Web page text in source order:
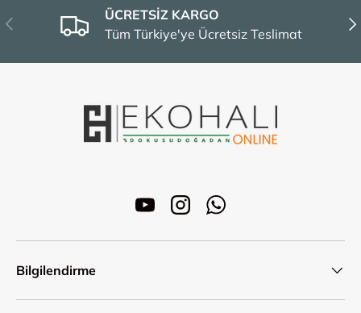
Önceki
ÜCRETSİZ KARGO
Tüm Türkiye'ye Ücretsiz Teslimat
YouTubeInstagramWhatsApp
Bilgilendirme